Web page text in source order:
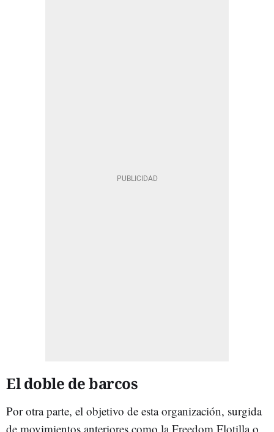
El doble de barcos
Por otra parte, el objetivo de esta organización, surgida
de movimientos anteriores como la Freedom Flotilla o